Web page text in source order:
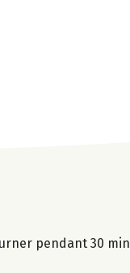
pendant 30 min